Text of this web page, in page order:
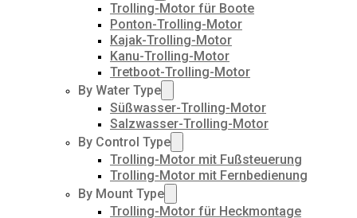
Trolling-Motor für Boote
Ponton-Trolling-Motor
Kajak-Trolling-Motor
Kanu-Trolling-Motor
Tretboot-Trolling-Motor
By Water Type
Süßwasser-Trolling-Motor
Salzwasser-Trolling-Motor
By Control Type
Trolling-Motor mit Fußsteuerung
Trolling-Motor mit Fernbedienung
By Mount Type
Trolling-Motor für Heckmontage